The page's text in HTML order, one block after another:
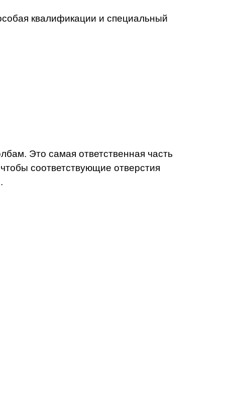
квалификации и специальный
Это самая ответственная часть
соответствующие отверстия